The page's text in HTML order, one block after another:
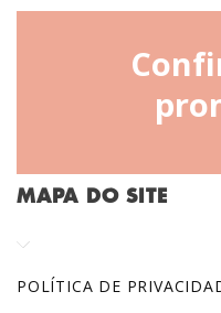
MAPA DO SITE
POLÍTICA DE